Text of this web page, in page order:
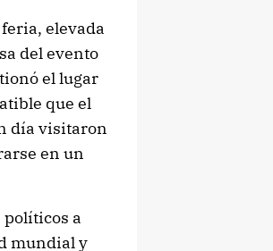
elevada
del evento
el lugar
que el
día visitaron
en un
políticos a
mundial y